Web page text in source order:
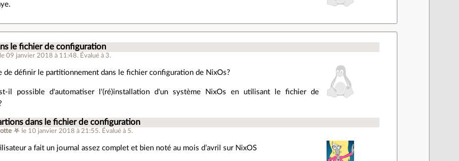
le fichier de configuration
le 09 janvier 2018 à 11:48. Évalué à 3.
de définir le partitionnement dans le fichier configuration de NixOs?
il possible d'automatiser l'(ré)installation d'un système NixOs en utilisant le fichier de
dans le fichier de configuration
⛧ le 10 janvier 2018 à 21:55. Évalué à 5.
a fait un journal assez complet et bien noté au mois d’avril sur NixOS